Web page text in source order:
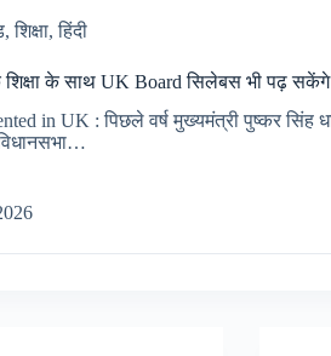
,शिक्षा,हिंदी
शिक्षा के साथ UK Board सिलेबस भी पढ़
in UK : पिछले वर्ष मुख्यमंत्री पुष्कर सिंह